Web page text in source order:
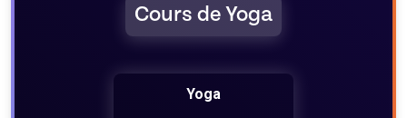
Cours de Yoga
Yoga